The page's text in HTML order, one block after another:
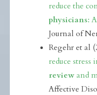
reduce the
physicians:
Journal of
Regehr et al
reduce stress
reviewand
Affective